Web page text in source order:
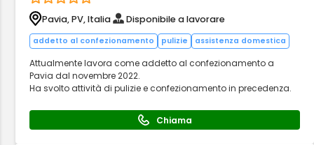
Pavia, PV, Italia Disponibile a lavorare
addetto al confezionamento pulizie assistenza domestica
Attualmente lavora come addetto al confezionamento a
Pavia dal novembre 2022.
Ha svolto attività di pulizie e confezionamento in precedenza.
Chiama